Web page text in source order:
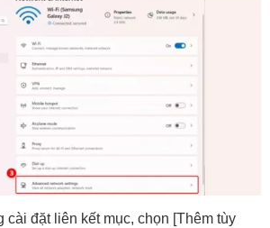
cài đặt liên kết mục, chọn [Thêm tùy